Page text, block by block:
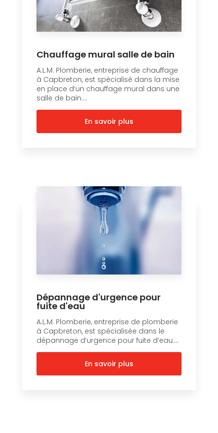
Chauffage mural salle de bain
A.L.M. Plomberie, entreprise de chauffage
à Capbreton, est spécialisé dans la mise
en place d’un chauffage mural dans une
salle de bain....
En savoir plus
Dépannage d'urgence pour
fuite d'eau
A.L.M. Plomberie, entreprise de plomberie
à Capbreton, est spécialisée dans le
dépannage d’urgence pour fuite d’eau....
En savoir plus